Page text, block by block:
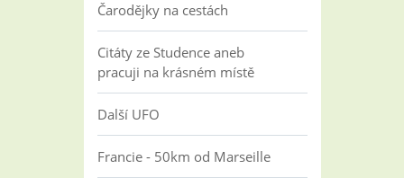
Čarodějky na cestách
Citáty ze Studence aneb
pracuji na krásném místě
Další UFO
Francie - 50km od Marseille